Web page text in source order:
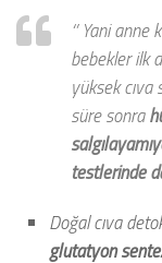
‘’ Yani
bebekler ilk
yüksek
süre sonra
testlerinde
Doğal cıva
glutatyon